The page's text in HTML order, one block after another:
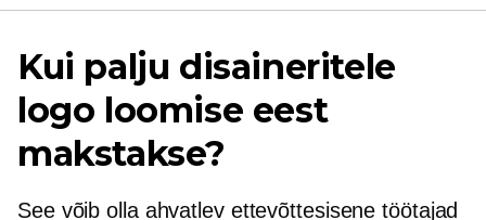
Kui palju disaineritele
logo loomise eest
makstakse?
See võib olla ahvatlev ettevõttesisene töötajad